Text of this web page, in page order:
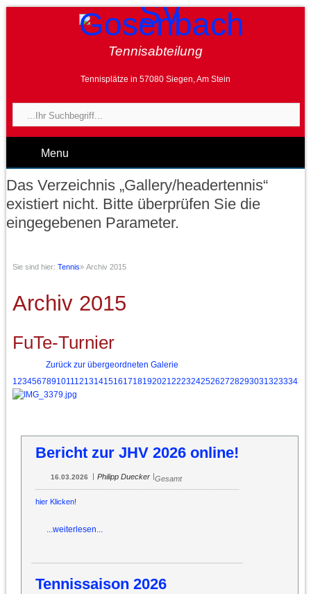
Tennisabteilung
Tennisplätze in 57080 Siegen, Am Stein
Menu
Das Verzeichnis „Gallery/headertennis“
existiert nicht. Bitte überprüfen Sie die
eingegebenen Parameter.
Sie sind hier: Tennis» Archiv 2015
Archiv 2015
FuTe-Turnier
Zurück zur übergeordneten Galerie
1 234567891011 12131415161718192021 22232425262728293031 32333435
Bericht zur JHV 2026 online!
16.03.2026 | Philipp Duecker |Gesamt
hier Klicken!
...weiterlesen...
Tennissaison 2026